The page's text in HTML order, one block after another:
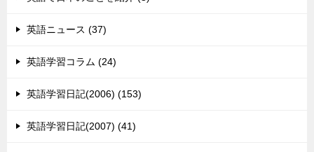
英語ニュース (37)
英語学習コラム (24)
英語学習日記(2006) (153)
英語学習日記(2007) (41)